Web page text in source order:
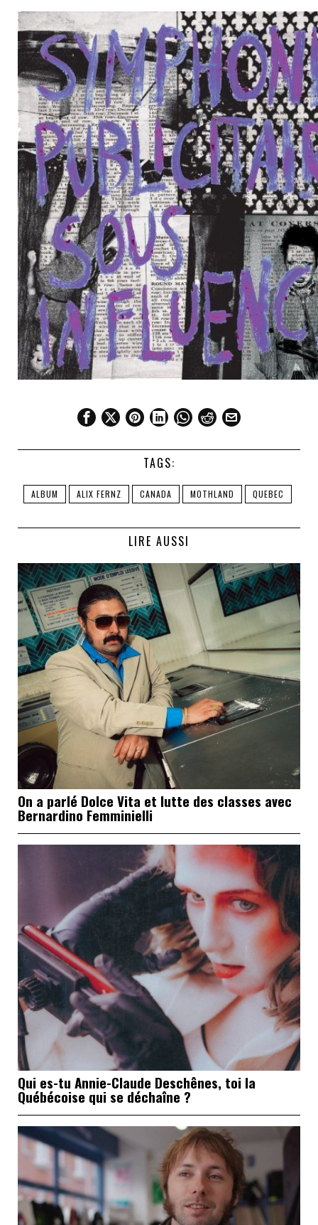
TAGS:
ALBUM ALIX FERNZ CANADA MOTHLAND QUEBEC
LIRE AUSSI
On a parlé Dolce Vita et lutte des classes avec
Bernardino Femminielli
Qui es-tu Annie-Claude Deschênes, toi la
Québécoise qui se déchaîne ?